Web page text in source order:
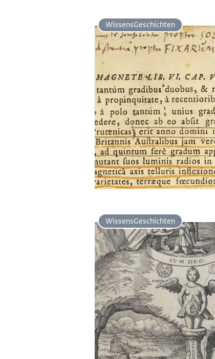
Wissens­Geschichten
Wissens­Geschichten